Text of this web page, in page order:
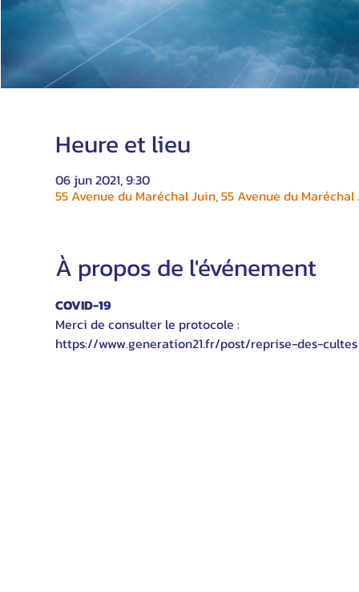
Heure et lieu
06 jun 2021, 9:30
55 Avenue du Maréchal Juin, 55 Avenue du
À propos de l'événement
COVID-19
Merci de consulter le protocole :
https://www.generation21.fr/post/reprise-des-cultes